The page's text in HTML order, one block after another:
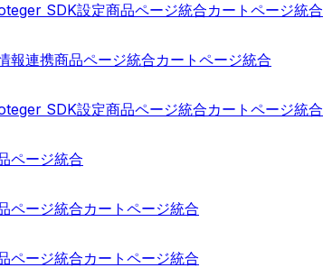
SDK設定商品ページ統合カートページ統合
報連携商品ページ統合カートページ統合
SDK設定商品ページ統合カートページ統合
ページ統合
ページ統合カートページ統合
ページ統合カートページ統合